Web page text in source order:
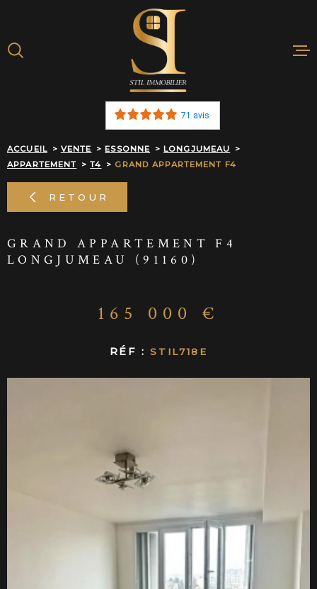
recherche
principal
71 avis
ACCUEIL VENTE ESSONNE
LONGJUMEAU
APPARTEMENT
T4 GRAND APPARTEMENT F4
RETOUR
GRAND APPARTEMENT F4
LONGJUMEAU (91160)
165 000 €
RÉF :STIL718E